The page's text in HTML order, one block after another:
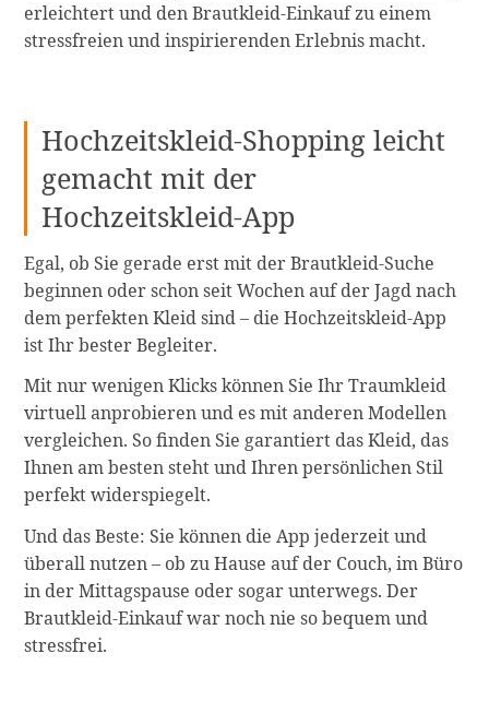
erleichtert und den Brautkleid-Einkauf zu einem
stressfreien und inspirierenden Erlebnis macht.
Hochzeitskleid-Shopping leicht
gemacht mit der
Hochzeitskleid-App
Egal, ob Sie gerade erst mit der Brautkleid-Suche
beginnen oder schon seit Wochen auf der Jagd nach
dem perfekten Kleid sind – die Hochzeitskleid-App
ist Ihr bester Begleiter.
Mit nur wenigen Klicks können Sie Ihr Traumkleid
virtuell anprobieren und es mit anderen Modellen
vergleichen. So finden Sie garantiert das Kleid, das
Ihnen am besten steht und Ihren persönlichen Stil
perfekt widerspiegelt.
Und das Beste: Sie können die App jederzeit und
überall nutzen – ob zu Hause auf der Couch, im Büro
in der Mittagspause oder sogar unterwegs. Der
Brautkleid-Einkauf war noch nie so bequem und
stressfrei.